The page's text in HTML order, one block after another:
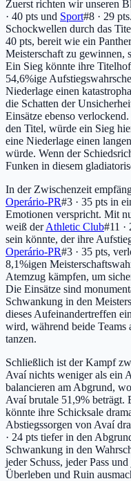
Zuerst richten wir unseren
· 40 pts und Sport#8 · 29 pts
Schockwellen durch das
40 pts, bereit wie ein
Meisterschaft zu gewinnen,
Ein Sieg könnte ihre
54,6%ige
Niederlage einen
die Schatten der
Einsätze ebenso
den Titel, würde ein Sieg
eine Niederlage einen
würde. Wenn der
Funken in diesem
In der Zwischenzeit
Operário-PR#3 · 35 pts in
Emotionen verspricht. Mit
weiß derAthletic Club#11 ·
sein könnte, der ihre
Operário-PR#3 · 35 pts,
8,1%igen
Atemzug kämpfen, um
Die Einsätze sind
Schwankung in den
dieses Aufeinandertreffen
wird, während beide
tanzen.
Schließlich ist der Kampf
Avaí nichts weniger als ein
balancieren am Abgrund,
Avaí brutale 51,9% beträgt.
könnte ihre Schicksale
Abstiegssorgen von Avaí
· 24 pts tiefer in den
Schwankung in den
jeder Schuss, jeder Pass
Überleben und Ruin